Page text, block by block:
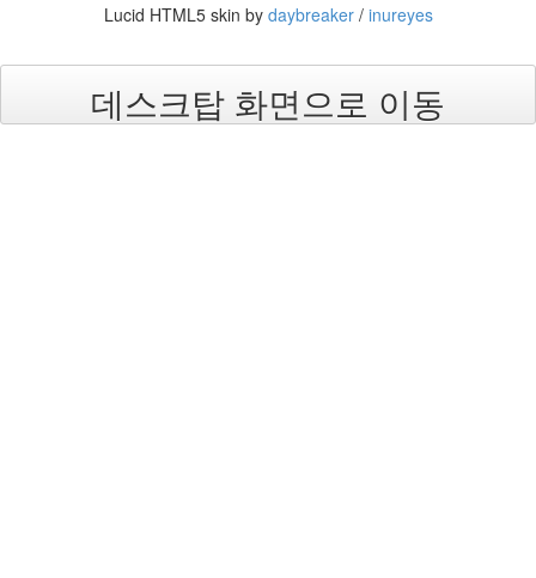
김
Lucid HTML5 skin by daybreaker/ inureyes
데스크탑 화면으로 이동